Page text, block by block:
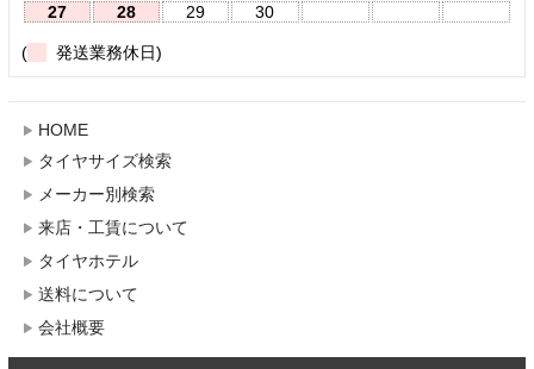
27
28 29 30
( 発送業務休日)
HOME
タイヤサイズ検索
メーカー別検索
来店・工賃について
タイヤホテル
送料について
会社概要